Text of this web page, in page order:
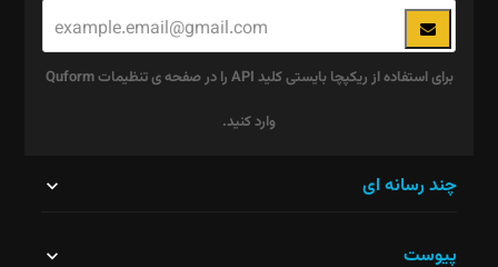
برای استفاده از ریکپچا بایستی کلید API را در صفحه ی تنظیمات Quform
وارد کنید.
نباید
چند رسانه ای
پیوست